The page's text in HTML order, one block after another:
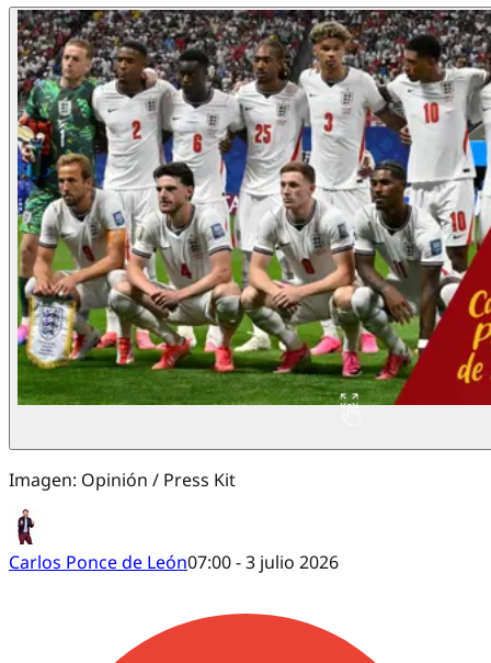
Imagen: Opinión / Press Kit
Carlos Ponce de León07:00 - 3 julio 2026